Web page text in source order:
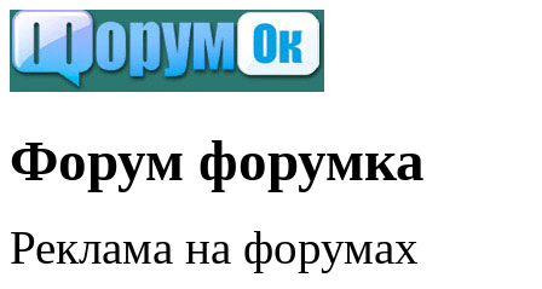
Форум форумка
Реклама на форумах